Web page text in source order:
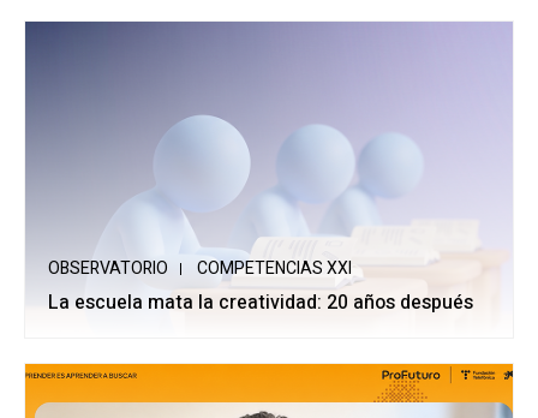
OBSERVATORIO COMPETENCIAS XXI
La escuela mata la creatividad: 20 años después